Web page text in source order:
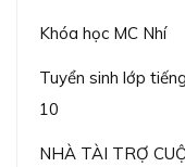
Khóa học MC Nhí
Tuyển sinh lớp
10
NHÀ TÀI TRỢ